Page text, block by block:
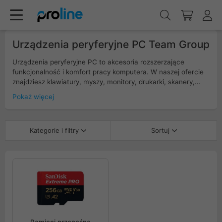
Urządzenia peryferyjne PC Team Group
Urządzenia peryferyjne PC to akcesoria rozszerzające
funkcjonalność i komfort pracy komputera. W naszej ofercie
znajdziesz klawiatury, myszy, monitory, drukarki, skanery,
precyzję, ergonomię i nowoczesny design, idealny zarówno
zadania i podnosi efektywność Twojego sprzętu.
Pokaż więcej
Kategorie i filtry Sortuj